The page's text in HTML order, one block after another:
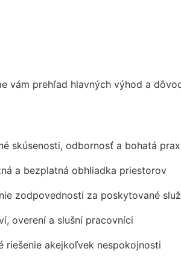
vám prehľad hlavných výhod a
skúsenosti, odbornosť a bohatá prax
a bezplatná obhliadka priestorov
zodpovednosti za poskytované
overení a slušní pracovníci
riešenie akejkoľvek nespokojnosti